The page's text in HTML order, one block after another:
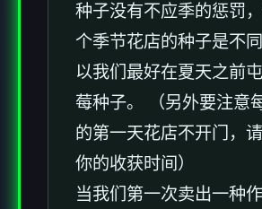
种子没有不应季的惩罚
个季节花店的种子是不
以我们最好在夏天之前
莓种子。 （另外要注意
的第一天花店不开门，
你的收获时间）
当我们第一次卖出一种作